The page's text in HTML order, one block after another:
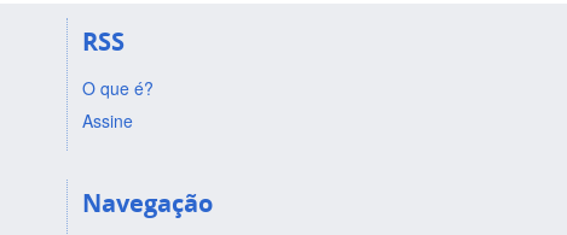
RSS
O que é?
Assine
Navegação